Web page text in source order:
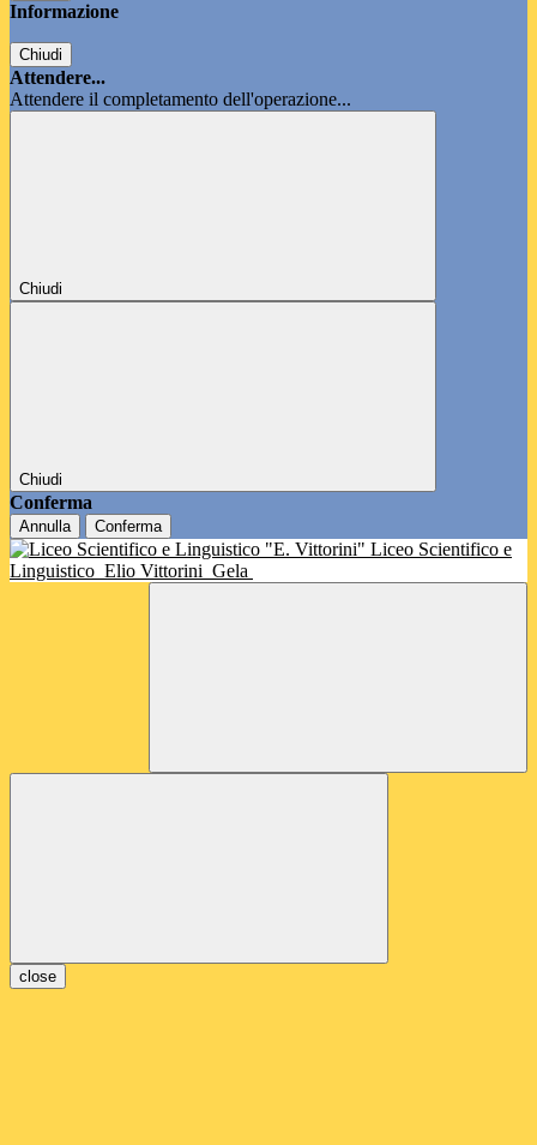
Informazione
Chiudi
Attendere...
Attendere il completamento dell'operazione...
Chiudi
Chiudi
Conferma
Annulla Conferma
Liceo Scientifico e
Linguistico Elio Vittorini Gela
close